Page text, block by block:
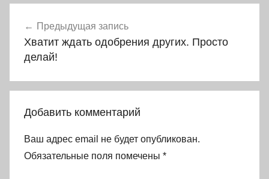
по
записям
Предыдущая запись
Хватит ждать одобрения других. Просто
делай!
Добавить комментарий
Ваш адрес email не будет опубликован.
Обязательные поля помечены *